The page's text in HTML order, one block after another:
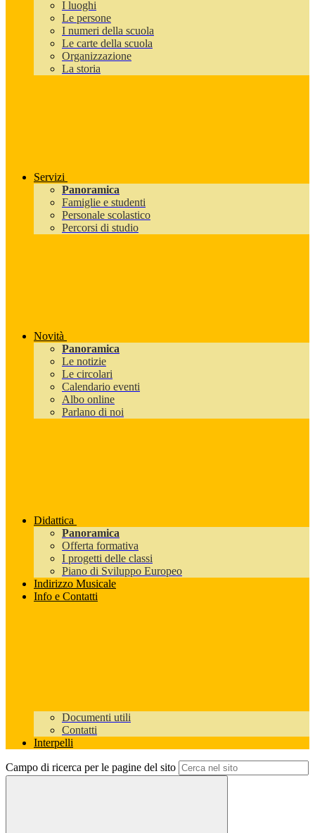
I luoghi
Le persone
I numeri della scuola
Le carte della scuola
Organizzazione
La storia
Servizi
Panoramica
Famiglie e studenti
Personale scolastico
Percorsi di studio
Novità
Panoramica
Le notizie
Le circolari
Calendario eventi
Albo online
Parlano di noi
Didattica
Panoramica
Offerta formativa
I progetti delle classi
Piano di Sviluppo Europeo
Indirizzo Musicale
Info e Contatti
Documenti utili
Contatti
Interpelli
Campo di ricerca per le pagine del sito